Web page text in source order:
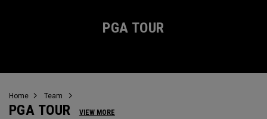
PGA TOUR
Home Team
PGA TOUR VIEW MORE